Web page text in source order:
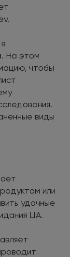
На этом
чтобы
виды
или
удачные
ЦА.